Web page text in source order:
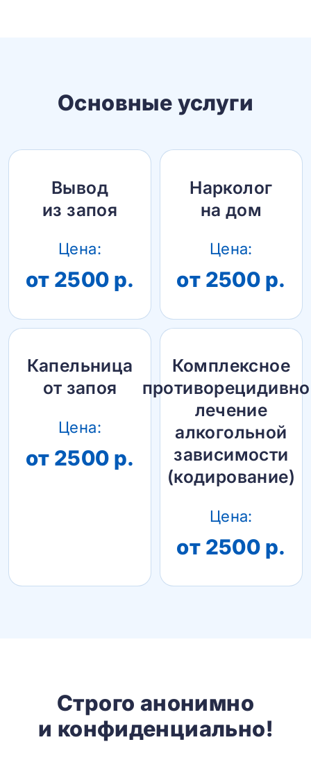
Основные услуги
Вывод
из запоя
Цена:
от 2500 р.
Нарколог
на дом
Цена:
от 2500 р.
Капельница
от запоя
Цена:
от 2500 р.
Комплексное
лечение
алкогольной
зависимости
(кодирование)
Цена:
от 2500 р.
Строго анонимно
и конфиденциально!